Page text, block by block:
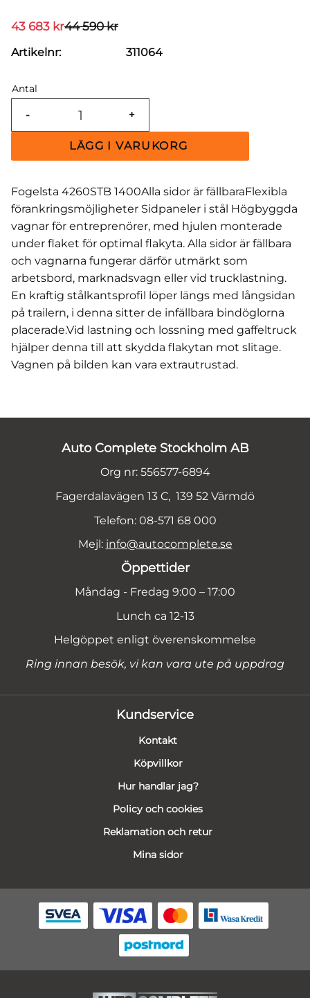
Nedsatt pris:
43 683 krOrdinarie pris:
44 590kr
Antal
+
-
Artikelnr 311064
Fogelsta 4260STB 1400Alla sidor är fällbaraFlexibla
förankringsmöjligheter Sidpaneler i stål Högbyggda
vagnar för entreprenörer, med hjulen monterade
under flaket för optimal flakyta. Alla sidor är fällbara
och vagnarna fungerar därför utmärkt som
arbetsbord, marknadsvagn eller vid trucklastning.
En kraftig stålkantsprofil löper längs med långsidan
på trailern, i denna sitter de infällbara bindöglorna
placerade.Vid lastning och lossning med gaffeltruck
hjälper denna till att skydda flakytan mot slitage.
Vagnen på bilden kan vara extrautrustad.
Auto Complete Stockholm AB
Org nr: 556577-6894
Fagerdalavägen 13 C, 139 52 Värmdö
Telefon: 08-571 68 000
Mejl: info@autocomplete.se
Öppettider
Måndag - Fredag 9:00 – 17:00
Lunch ca 12-13
Helgöppet enligt överenskommelse
Ring innan besök, vi kan vara ute på uppdrag
Kundservice
Kontakt
Köpvillkor
Hur handlar jag?
Policy och cookies
Reklamation och retur
Mina sidor